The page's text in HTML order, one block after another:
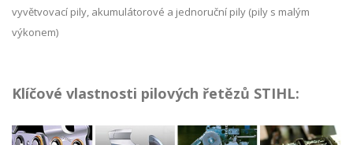
vyvětvovací pily, akumulátorové a jednoruční pily (pily s malým
výkonem)
Klíčové vlastnosti pilových řetězů STIHL: